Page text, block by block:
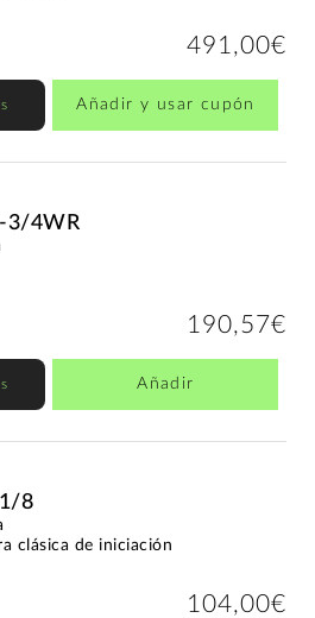
491,00€
Añadir y usar cupón
3/4WR
190,57€
Añadir
8
clásica de iniciación
104,00€